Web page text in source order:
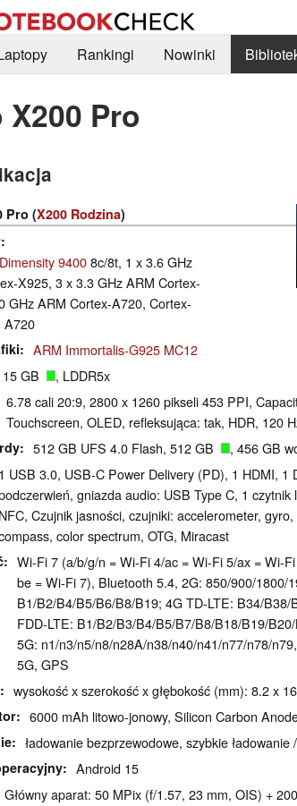
Rankingi Nowinki
X200 Pro
Pro (X200 Rodzina)
94008c/8t, 1 x 3.6 GHz
X925, 3 x 3.3 GHz ARM Cortex-
GHz ARM Cortex-A720, Cortex-
A720
ARM Immortalis-G925 MC12
15 GB , LDDR5x
6.78 cali 20:9, 2800 x 1260 pikseli 453 PPI,
Touchscreen, OLED, refleksująca: tak, HDR, 120
512 GB UFS 4.0 Flash, 512 GB , 456 GB
1 USB 3.0, USB-C Power Delivery (PD), 1 HDMI, 1
gniazda audio: USB Type C, 1 czytnik
NFC, Czujnik jasności, czujniki: accelerometer, gyro,
color spectrum, OTG, Miracast
Wi-Fi 7 (a/b/g/n = Wi-Fi 4/ac = Wi-Fi 5/ax = Wi-
be = Wi-Fi 7), Bluetooth 5.4, 2G: 850/900/1800/
B1/B2/B4/B5/B6/B8/B19; 4G TD-LTE: B34/B38/
FDD-LTE: B1/B2/B3/B4/B5/B7/B8/B18/B19/
5G: n1/n3/n5/n8/n28A/n38/n40/n41/n77/n78/
5G, GPS
wysokość x szerokość x głębokość (mm): 8.2 x
6000 mAh litowo-jonowy, Silicon Carbon
ładowanie bezprzewodowe, szybkie ładowanie
Android 15
Główny aparat: 50 MPix (f/1.57, 23 mm, OIS) +